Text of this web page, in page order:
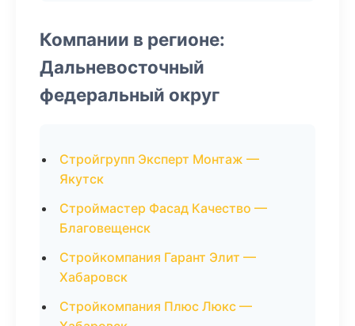
Компании в регионе:
Дальневосточный
федеральный округ
Стройгрупп Эксперт Монтаж —
Якутск
Строймастер Фасад Качество —
Благовещенск
Стройкомпания Гарант Элит —
Хабаровск
Стройкомпания Плюс Люкс —